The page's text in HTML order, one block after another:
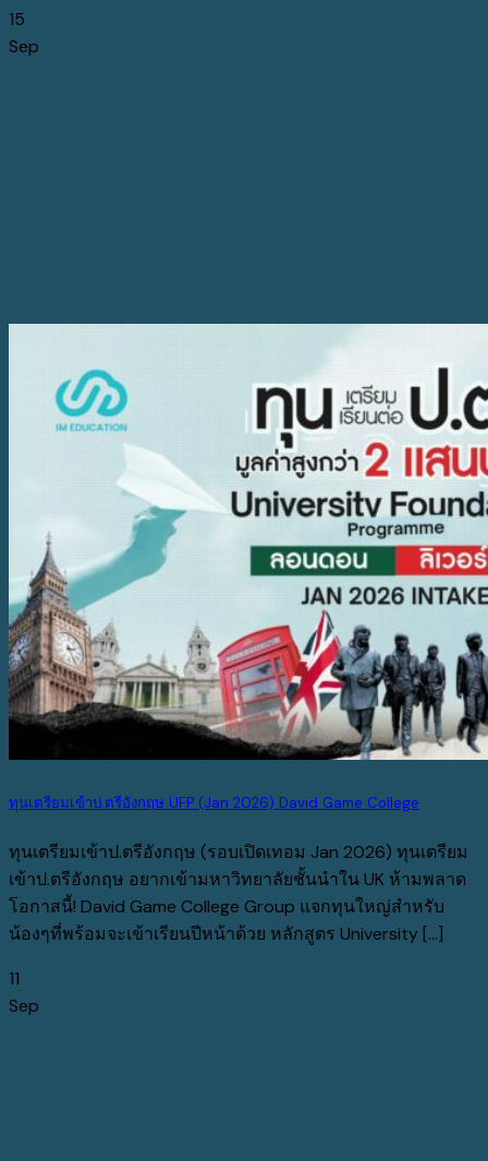
15
Sep
ทุนเตรียมเข้าป.ตรีอังกฤษ UFP (Jan 2026) David Game College
ทุนเตรียมเข้าป.ตรีอังกฤษ (รอบเปิดเทอม Jan 2026) ทุนเตรียม
เข้าป.ตรีอังกฤษ อยากเข้ามหาวิทยาลัยชั้นนำใน UK ห้ามพลาด
โอกาสนี้! David Game College Group แจกทุนใหญ่สำหรับ
น้องๆที่พร้อมจะเข้าเรียนปีหน้าด้วย หลักสูตร University [...]
11
Sep